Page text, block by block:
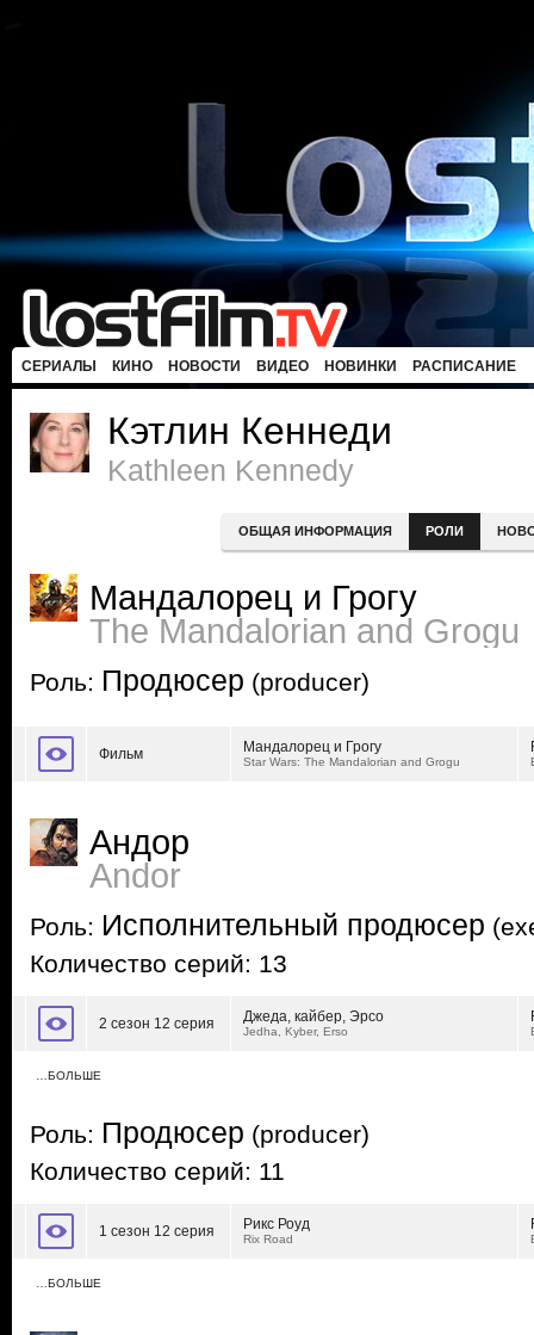
СЕРИАЛЫ КИНО НОВОСТИ ВИДЕО НОВИНКИ РАСПИСАНИЕ
Кэтлин Кеннеди
Kathleen Kennedy
ОБЩАЯ ИНФОРМАЦИЯ РОЛИ
Мандалорец и Грогу
The Mandalorian and Grogu
Роль: Продюсер (producer)
Фильм Мандалорец и Грогу
Star Wars: The Mandalorian and Grogu
Андор
Andor
Роль: Исполнительный продюсер
Количество серий: 13
2 сезон 12 серия Джеда, кайбер, Эрсо
Jedha, Kyber, Erso
…БОЛЬШЕ
Роль: Продюсер (producer)
Количество серий: 11
1 сезон 12 серия Рикс Роуд
Rix Road
…БОЛЬШЕ